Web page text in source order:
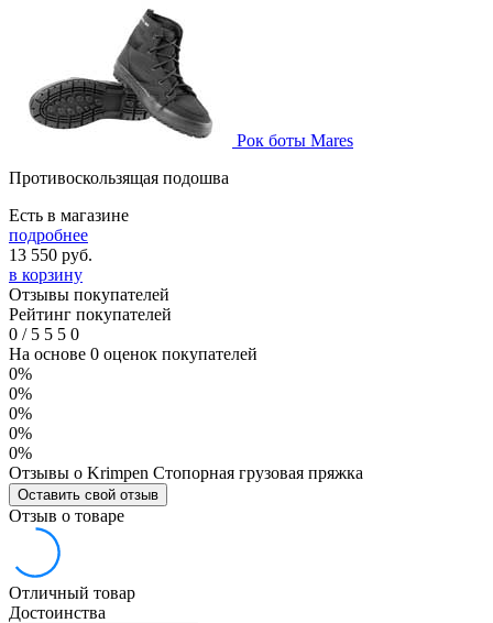
Рок боты Mares
Противоскользящая подошва
Есть в магазине
подробнее
13 550 руб.
в корзину
Отзывы покупателей
Рейтинг покупателей
0 /5 5 5 0
На основе 0 оценок покупателей
0%
0%
0%
0%
0%
Отзывы о Krimpen Стопорная грузовая пряжка
Оставить свой отзыв
Отзыв о товаре
Отличный товар
Достоинства